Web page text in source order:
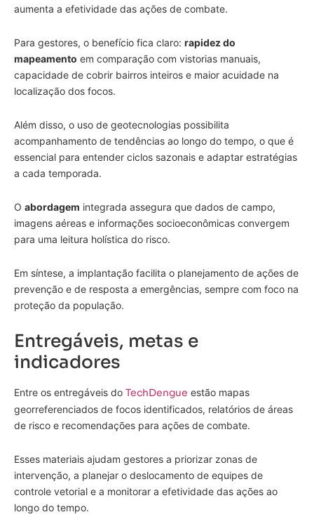
aumenta a efetividade das ações de combate.
Para gestores, o benefício fica claro: rapidez do
mapeamento em comparação com vistorias manuais,
capacidade de cobrir bairros inteiros e maior acuidade na
localização dos focos.
Além disso, o uso de geotecnologias possibilita
acompanhamento de tendências ao longo do tempo, o que é
essencial para entender ciclos sazonais e adaptar estratégias
a cada temporada.
O abordagem integrada assegura que dados de campo,
imagens aéreas e informações socioeconômicas convergem
para uma leitura holística do risco.
Em síntese, a implantação facilita o planejamento de ações de
prevenção e de resposta a emergências, sempre com foco na
proteção da população.
Entregáveis, metas e
indicadores
Entre os entregáveis do TechDengue estão mapas
georreferenciados de focos identificados, relatórios de áreas
de risco e recomendações para ações de combate.
Esses materiais ajudam gestores a priorizar zonas de
intervenção, a planejar o deslocamento de equipes de
controle vetorial e a monitorar a efetividade das ações ao
longo do tempo.